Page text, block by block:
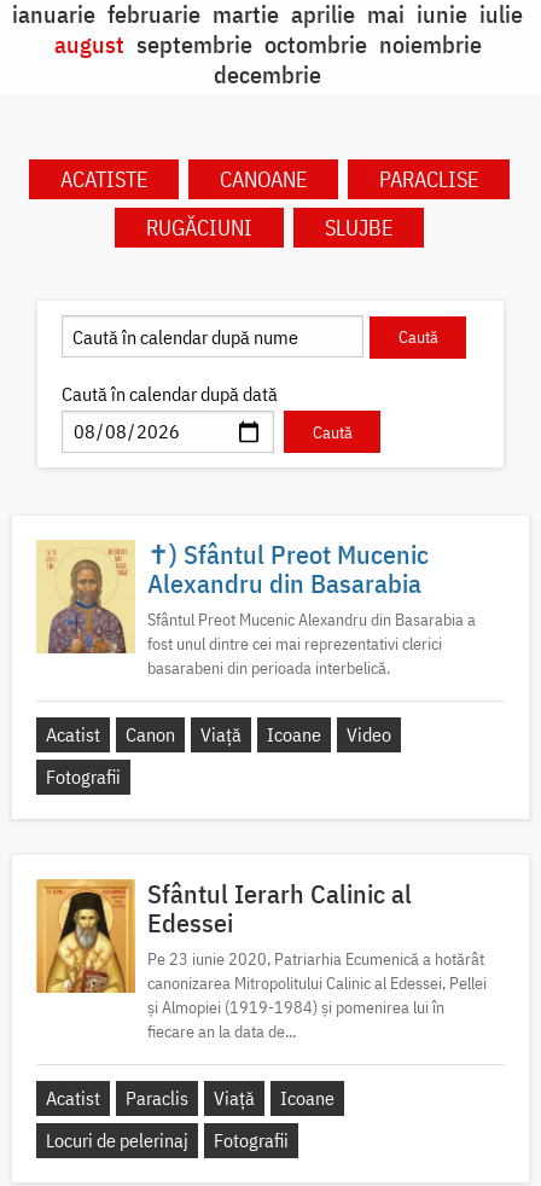
ianuarie februarie martie aprilie mai iunie iulie
august septembrie octombrie noiembrie
decembrie
ACATISTE CANOANE
PARACLISE
RUGĂCIUNI
SLUJBE
Caută în calendar după dată
✝) Sfântul Preot Mucenic
Alexandru din Basarabia
Sfântul Preot Mucenic Alexandru din Basarabia a
fost unul dintre cei mai reprezentativi clerici
basarabeni din perioada interbelică.
Acatist Canon Viață Icoane
Video
Fotografii
Sfântul Ierarh Calinic al
Edessei
Pe 23 iunie 2020, Patriarhia Ecumenică a hotărât
canonizarea Mitropolitului Calinic al Edessei, Pellei
și Almopiei (1919-1984) și pomenirea lui în
fiecare an la data de...
Acatist Paraclis Viață
Icoane
Locuri de pelerinaj
Fotografii